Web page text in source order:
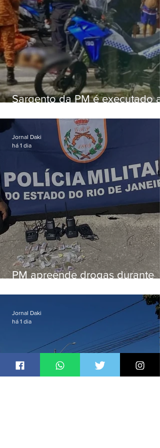
Sargento da PM é executado a
em Vaz Lobo
PM apreende drogas durante
Jornal Daki
há 1 dia
Jornal Daki
há 1 dia